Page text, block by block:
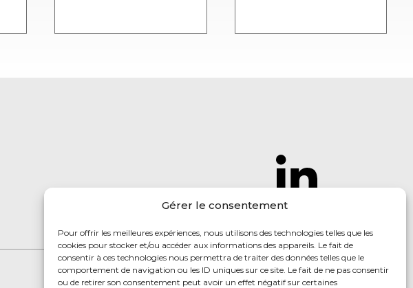
Gérer le consentement
Pour offrir les meilleures expériences, nous utilisons des technologies telles que les
cookies pour stocker et/ou accéder aux informations des appareils. Le fait de
consentir à ces technologies nous permettra de traiter des données telles que le
comportement de navigation ou les ID uniques sur ce site. Le fait de ne pas consentir
ou de retirer son consentement peut avoir un effet négatif sur certaines
out our
latest news